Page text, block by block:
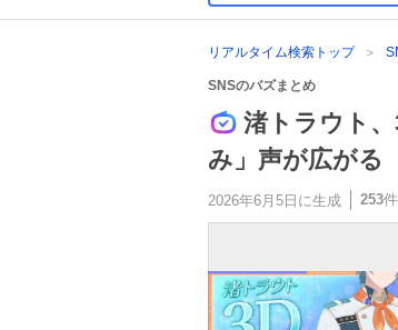
リアルタイム検索トップ
SNSのバズまとめ
渚トラウト
み」声が広がる
2026年6月5日 に生成 253